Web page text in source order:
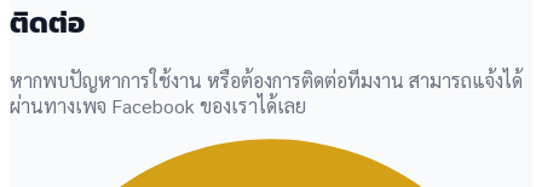
ติดต่อ
หากพบปัญหาการใช้งาน หรือต้องการติดต่อทีมงาน สามารถแจ้งได้
ผ่านทางเพจ Facebook ของเราได้เลย